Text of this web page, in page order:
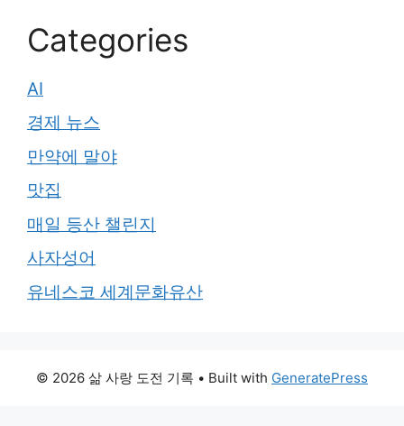
Categories
AI
경제 뉴스
만약에 말야
맛집
매일 등산 챌린지
사자성어
유네스코 세계문화유산
© 2026 삶 사랑 도전 기록 • Built with GeneratePress